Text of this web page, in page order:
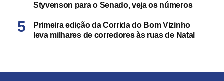
Styvenson para o Senado, veja os números
Primeira edição da Corrida do Bom Vizinho
leva milhares de corredores às ruas de Natal